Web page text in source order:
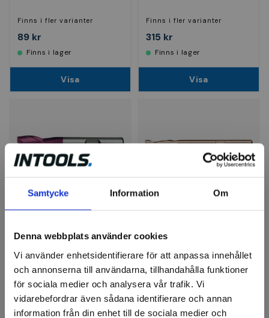
Samtycke Information Om
Denna webbplats använder cookies
Vi använder enhetsidentifierare för att anpassa innehållet
och annonserna till användarna, tillhandahålla funktioner
för sociala medier och analysera vår trafik. Vi
vidarebefordrar även sådana identifierare och annan
information från din enhet till de sociala medier och
Finns i fler varianter
89 kr
Finns i lager
Visa
Finns i fler varianter
315 kr
Finns i lager
Visa
Pinnfräs DIN 327K PM TiAIN
Finns i fler varianter
176 kr
Finns i lager
Visa
Finns i fler varianter
112 kr
Finns i lager
Visa